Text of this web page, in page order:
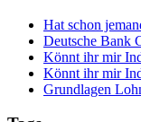
Hat schon
Deutsche Bank
Könnt ihr mir
Könnt ihr mir
Grundlagen